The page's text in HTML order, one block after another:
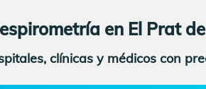
en El Prat
clínicas y médicos con